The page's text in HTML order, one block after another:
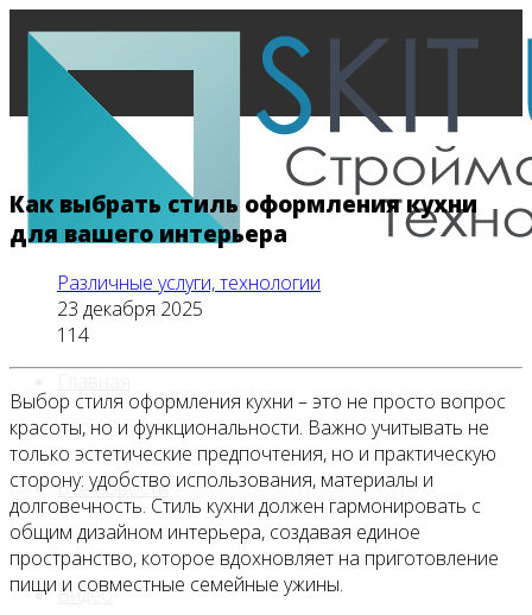
Все новости
Видео
Как выбрать стиль оформления кухни
для вашего интерьера
Различные услуги, технологии
23 декабря 2025
114
Выбор стиля оформления кухни – это не просто вопрос
красоты, но и функциональности. Важно учитывать не
только эстетические предпочтения, но и практическую
сторону: удобство использования, материалы и
долговечность. Стиль кухни должен гармонировать с
общим дизайном интерьера, создавая единое
пространство, которое вдохновляет на приготовление
пищи и совместные семейные ужины.